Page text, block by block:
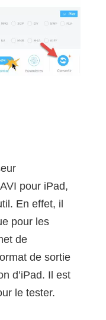
pour iPad,
En effet, il
pour les
de
de sortie
d’iPad. Il est
le tester.